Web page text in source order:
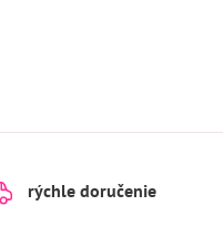
rýchle doručenie